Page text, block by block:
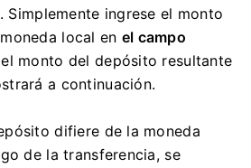
. Simplemente ingrese el monto
local en el campo
monto del depósito resultante
a continuación.
difiere de la moneda
de la transferencia, se